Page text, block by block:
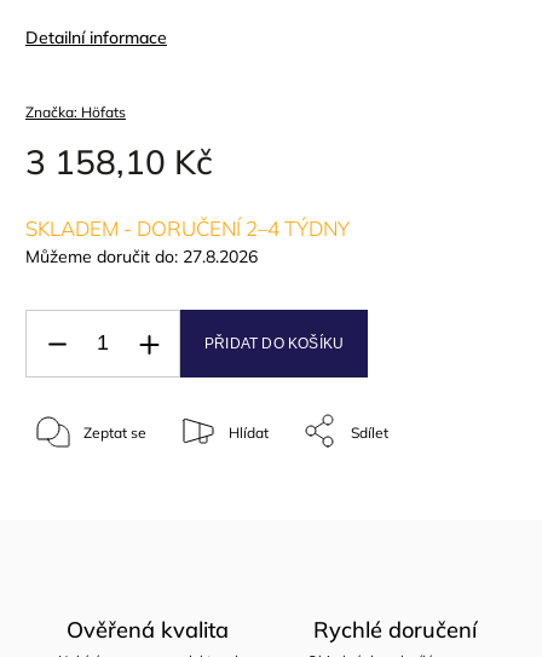
Detailní informace
Značka: Höfats
3 158,10 Kč
SKLADEM - DORUČENÍ 2–4 TÝDNY
Můžeme doručit do: 27.8.2026
PŘIDAT DO KOŠÍKU
Zeptat se Hlídat Sdílet
Ověřená kvalita Rychlé doručení